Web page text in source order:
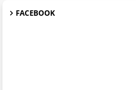
FACEBOOK